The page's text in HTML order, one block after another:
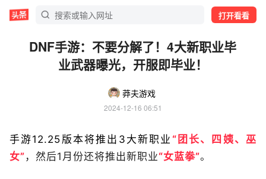
打开看看
DNF手游：不要分解了！4大新职业毕
业武器曝光，开服即毕业！
莽夫游戏
2024-12-16 06:51
手游12.25版本将推出3大新职业 “团长、四姨、巫
女” ，然后1月份还将推出新职业“女蓝拳”。